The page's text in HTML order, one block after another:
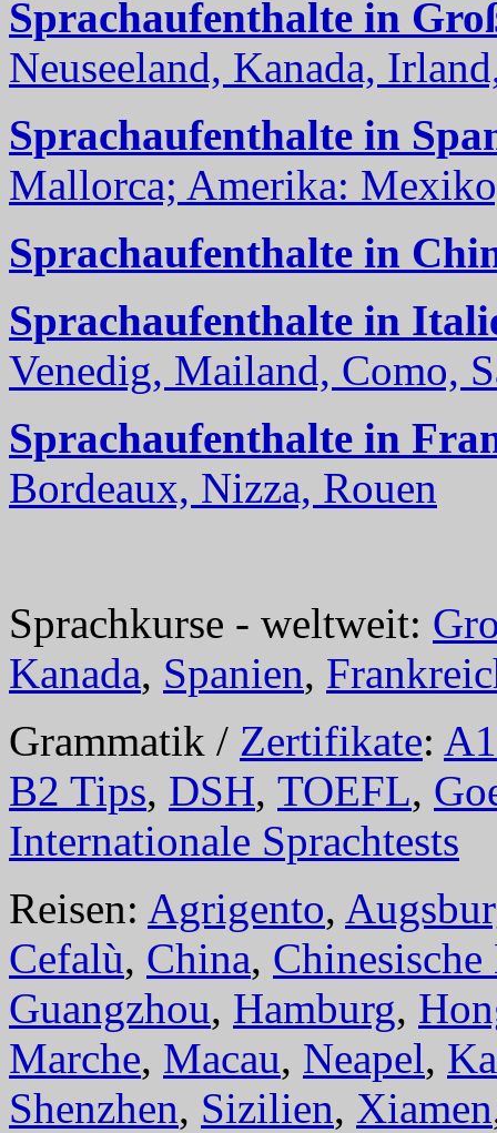
Sprachaufenthalte in
Neuseeland, Kanada,
Sprachaufenthalte in
Mallorca; Amerika:
Sprachaufenthalte in
Sprachaufenthalte in
Venedig, Mailand, Como,
Sprachaufenthalte in
Bordeaux, Nizza, Rouen
Sprachkurse - weltweit:
Kanada, Spanien,
Grammatik / Zertifikate: A1
B2 Tips, DSH, TOEFL,
Internationale Sprachtests
Reisen: Agrigento,
Cefalù, China, Chinesische
Guangzhou, Hamburg,
Marche, Macau, Neapel,
Shenzhen, Sizilien, Xiamen